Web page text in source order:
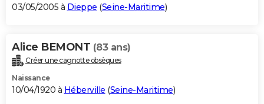
03/05/2005 à Dieppe (Seine-Maritime)
Alice BEMONT (83 ans)
Créer une cagnotte obsèques
Naissance
10/04/1920 à Héberville (Seine-Maritime)